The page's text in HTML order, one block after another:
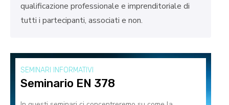
qualificazione professionale e imprenditoriale di
tutti i partecipanti, associati e non.
SEMINARI INFORMATIVI
Seminario EN 378